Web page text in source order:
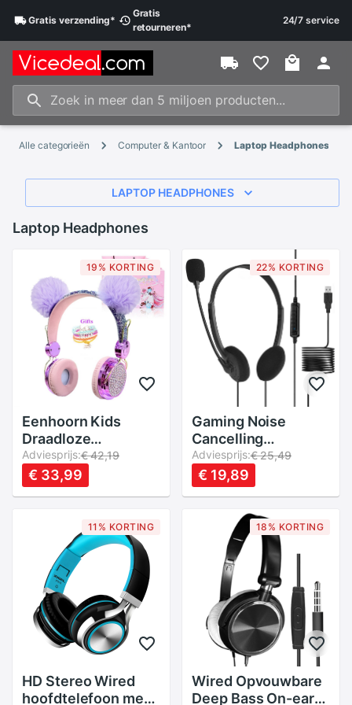
Gratisverzending*
Gratis
retourneren*
24/7 service
Alle categorieën Computer & Kantoor Laptop Headphones
LAPTOP HEADPHONES
Laptop Headphones
19% KORTING
Eenhoorn Kids
Draadloze
Hoofdtelefoon Met
Mic Leuke Meisjes
Muziek Helm Laptop
5.0 Telefoon
Gaming Headset
Kinderen
Adviesprijs:€ 42,19
€ 33,99
22% KORTING
Gaming Noise
Cancelling
Microfoon Wired
Hoofdtelefoon
Universele Usb
Oortelefoon Met
Microfoon Voor
Laptop Pc Computer
Skype
Adviesprijs:€ 25,49
€ 19,89
11% KORTING
HD Stereo Wired
hoofdtelefoon met
18% KORTING
Wired Opvouwbare
Deep Bass On-ear